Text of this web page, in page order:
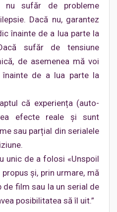
nu sufăr de probleme
Dacă nu, garantez
înainte de a lua parte la
sufăr de tensiune
de asemenea mă voi
de a lua parte la
că experiența (auto-
efecte reale și sunt
sau parțial din serialele
unic de a folosi «Unspoil
și, prin urmare, mă
film sau la un serial de
posibilitatea să îl uit.”